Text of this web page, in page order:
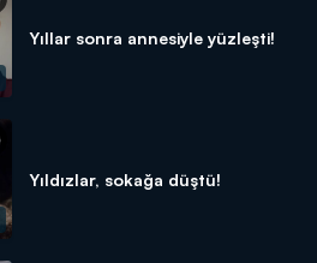
Yıllar sonra annesiyle yüzleşti!
Yıldızlar, sokağa düştü!